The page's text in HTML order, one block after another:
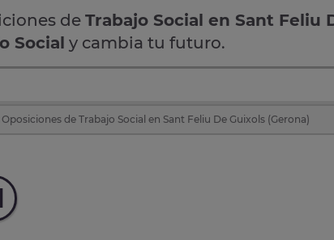
de Trabajo Social en Sant Feliu
Social y cambia tu futuro.
de Trabajo Social en Sant Feliu De Guixols (Gerona)